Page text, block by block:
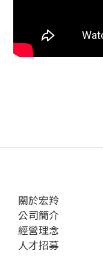
關於宏羚
公司簡介
經營理念
人才招募